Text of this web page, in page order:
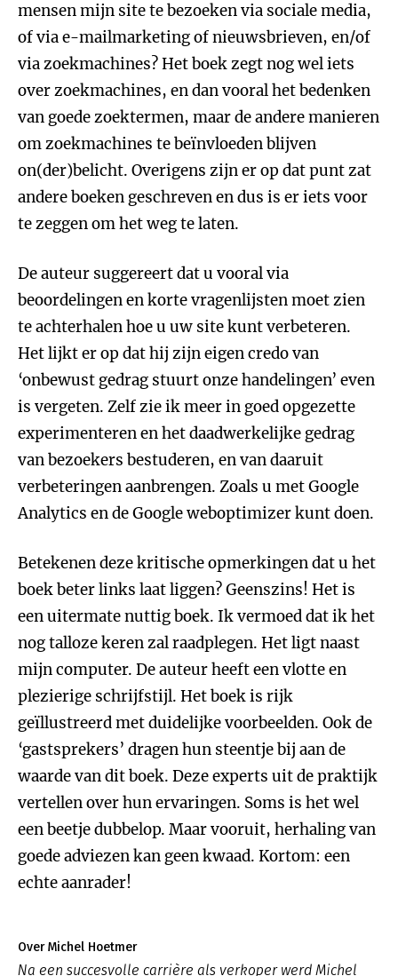
mensen mijn site te bezoeken via sociale media,
of via e-mailmarketing of nieuwsbrieven, en/of
via zoekmachines? Het boek zegt nog wel iets
over zoekmachines, en dan vooral het bedenken
van goede zoektermen, maar de andere manieren
om zoekmachines te beïnvloeden blijven
on(der)belicht. Overigens zijn er op dat punt zat
andere boeken geschreven en dus is er iets voor
te zeggen om het weg te laten.
De auteur suggereert dat u vooral via
beoordelingen en korte vragenlijsten moet zien
te achterhalen hoe u uw site kunt verbeteren.
Het lijkt er op dat hij zijn eigen credo van
‘onbewust gedrag stuurt onze handelingen’ even
is vergeten. Zelf zie ik meer in goed opgezette
experimenteren en het daadwerkelijke gedrag
van bezoekers bestuderen, en van daaruit
verbeteringen aanbrengen. Zoals u met Google
Analytics en de Google weboptimizer kunt doen.
Betekenen deze kritische opmerkingen dat u het
boek beter links laat liggen? Geenszins! Het is
een uitermate nuttig boek. Ik vermoed dat ik het
nog talloze keren zal raadplegen. Het ligt naast
mijn computer. De auteur heeft een vlotte en
plezierige schrijfstijl. Het boek is rijk
geïllustreerd met duidelijke voorbeelden. Ook de
‘gastsprekers’ dragen hun steentje bij aan de
waarde van dit boek. Deze experts uit de praktijk
vertellen over hun ervaringen. Soms is het wel
een beetje dubbelop. Maar vooruit, herhaling van
goede adviezen kan geen kwaad. Kortom: een
echte aanrader!
Over Michel Hoetmer
Na een succesvolle carrière als verkoper werd Michel